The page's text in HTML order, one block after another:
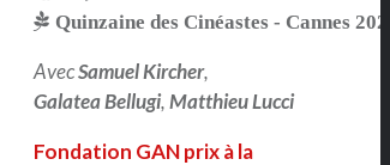
Quinzaine des Cinéastes - Cannes 2025
AvecSamuel Kircher,
Galatea Bellugi,Matthieu Lucci
Fondation GAN prix à la